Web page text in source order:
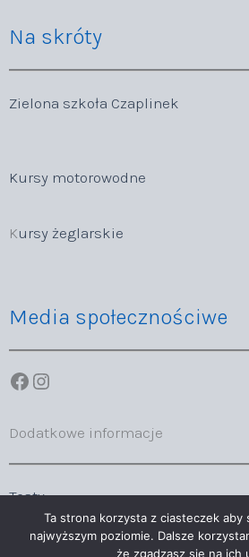
Na skróty
Zielona szkoła Czaplinek
Kursy motorowodne
Kursy żeglarskie
Media społecznościwe
Facebook
Instagram
Dodatkowe informacje
Testy
Ta strona korzysta z ciasteczek aby
najwyższym poziomie. Dalsze
że zgadzasz się na ich